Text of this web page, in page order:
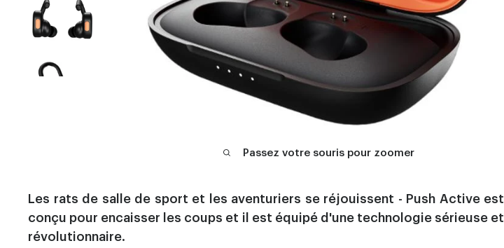
Passez votre souris pour zoomer
Les rats de salle de sport et les aventuriers se réjouissent - Push Active est
conçu pour encaisser les coups et il est équipé d'une technologie sérieuse et
révolutionnaire.